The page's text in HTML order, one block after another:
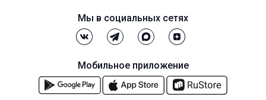
Мы в социальных сетях
Мобильное приложение